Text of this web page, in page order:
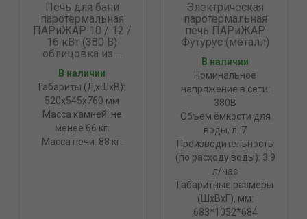
Печь для бани
паротермальная
ПАРиЖАР 10 / 12 /
16 кВт (380 В)
облицовка из ...
В наличии
Габариты (ДхШхВ):
520х545х760 мм
Масса камней: не
менее 66 кг.
Масса печи: 88 кг.
Электрическая
паротермальная
печь ПАРиЖАР
Футурус (металл)
В наличии
Номинальное
напряжение в сети:
380В
Объем ёмкости для
воды, л: 7
Производительность
(по расходу воды): 3.9
л/час
Габаритные размеры
(ШхВхГ), мм:
683*1052*684